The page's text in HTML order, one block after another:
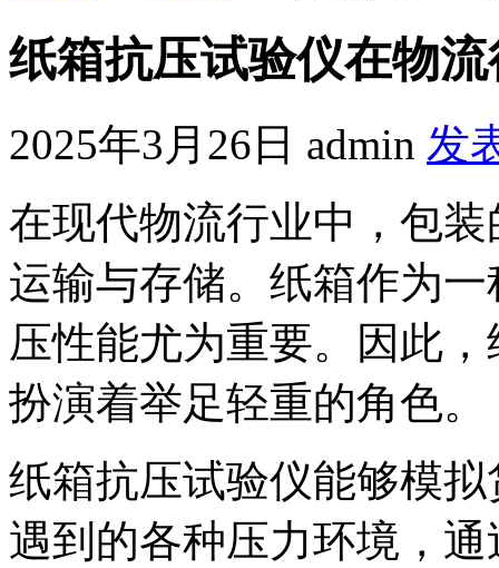
纸箱抗压试验仪在物
2025年3月26日 admin 发
在现代物流行业中，包
运输与存储。纸箱作为
压性能尤为重要。因此
扮演着举足轻重的角色。
纸箱抗压试验仪能够模
遇到的各种压力环境，